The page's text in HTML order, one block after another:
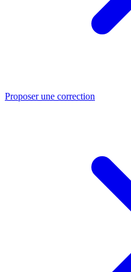
Proposer une correction